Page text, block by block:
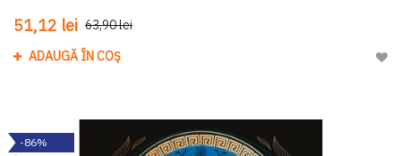
51,12 lei 63,90 lei
ADAUGĂ ÎN COȘ
-86%